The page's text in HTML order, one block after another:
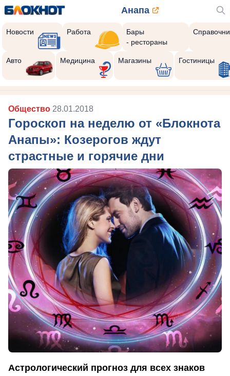
Анапа
Новости Работа
Бары
- рестораны
Авто Медицина Магазины Гостиницы
Общество 28.01.2018
Гороскоп на неделю от «Блокнота
Анапы»: Козерогов ждут
страстные и горячие дни
Астрологический прогноз для всех знаков